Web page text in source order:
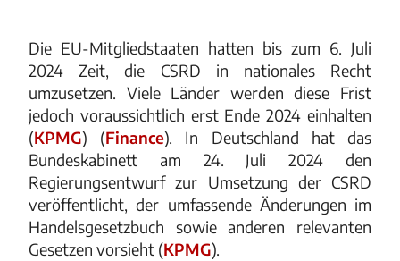
Die EU-Mitgliedstaaten hatten bis zum 6. Juli
2024 Zeit, die CSRD in nationales Recht
umzusetzen. Viele Länder werden diese Frist
jedoch voraussichtlich erst Ende 2024 einhalten​
(KPMG)​​ (Finance)​. In Deutschland hat das
Bundeskabinett am 24. Juli 2024 den
Regierungsentwurf zur Umsetzung der CSRD
veröffentlicht, der umfassende Änderungen im
Handelsgesetzbuch sowie anderen relevanten
Gesetzen vorsieht​ (KPMG)​.